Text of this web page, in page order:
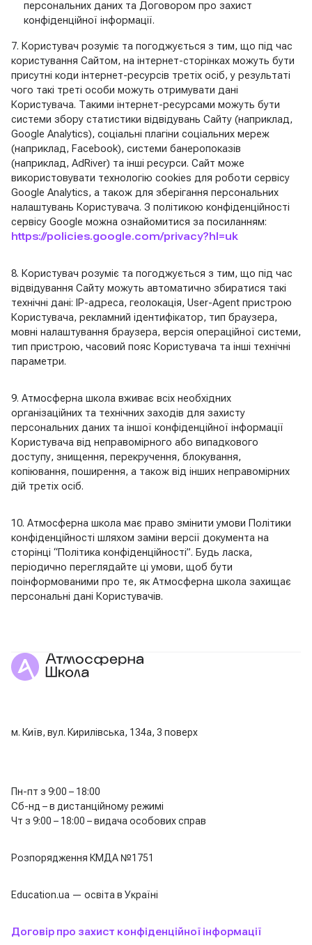
персональних даних та Договором про захист
конфіденційної інформації.
7. Користувач розуміє та погоджується з тим, що під час
користування Сайтом, на інтернет-сторінках можуть бути
присутні коди інтернет-ресурсів третіх осіб, у результаті
чого такі треті особи можуть отримувати дані
Користувача. Такими інтернет-ресурсами можуть бути
системи збору статистики відвідувань Сайту (наприклад,
Google Analytics), соціальні плагіни соціальних мереж
(наприклад, Facebook), системи банеропоказів
(наприклад, AdRiver) та інші ресурси. Сайт може
використовувати технологію cookies для роботи сервісу
Google Analytics, а також для зберігання персональних
налаштувань Користувача. З політикою конфіденційності
сервісу Google можна ознайомитися за посиланням:
https://policies.google.com/privacy?hl=uk
8. Користувач розуміє та погоджується з тим, що під час
відвідування Сайту можуть автоматично збиратися такі
технічні дані: IP-адреса, геолокація, User-Agent пристрою
Користувача, рекламний ідентифікатор, тип браузера,
мовні налаштування браузера, версія операційної системи,
тип пристрою, часовий пояс Користувача та інші технічні
параметри.
9. Атмосферна школа вживає всіх необхідних
організаційних та технічних заходів для захисту
персональних даних та іншої конфіденційної інформації
Користувача від неправомірного або випадкового
доступу, знищення, перекручення, блокування,
копіювання, поширення, а також від інших неправомірних
дій третіх осіб.
10. Атмосферна школа має право змінити умови Політики
конфіденційності шляхом заміни версії документа на
сторінці “Політика конфіденційності”. Будь ласка,
періодично переглядайте ці умови, щоб бути
поінформованими про те, як Атмосферна школа захищає
персональні дані Користувачів.
м. Київ, вул. Кирилівська, 134а, 3 поверх
Пн-пт з 9:00 – 18:00
Сб-нд – в дистанційному режимі
Чт з 9:00 – 18:00 – видача особових справ
Розпорядження КМДА №1751
Education.ua — освіта в Україні
Договір про захист конфіденційної інформації